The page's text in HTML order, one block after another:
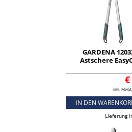
GARDENA
Astschere
inkl.
IN DEN
Lieferung